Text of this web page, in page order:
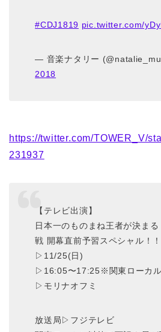
#CDJ1819 pic.twitter.com/
— 音楽ナタリー
2018
https://twitter.com/TOWER_V/
231937
【テレビ出演】
日本一のものまね王者が決ま
戦 開幕直前予習スペシャル！！
▷11/25(日)
▷16:05〜17:25※関東ローカル
▷モリナオフミ
放送局▷フジテレビ